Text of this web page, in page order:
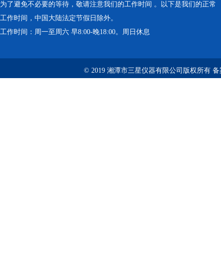
为了避免不必要的等待，敬请注意我们的工作时间 。以下是我们的正常
工作时间，中国大陆法定节假日除外。
工作时间：周一至周六 早8:00-晚18:00。周日休息
© 2019 湘潭市三星仪器有限公司版权所有 备